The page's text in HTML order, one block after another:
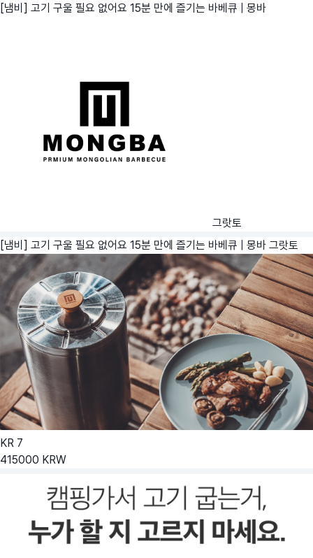
[냄비] 고기 구울 필요 없어요 15분 만에 즐기는 바베큐 | 몽바
그랏토
[냄비] 고기 구울 필요 없어요 15분 만에 즐기는 바베큐 | 몽바 그랏토
KR 7
415000 KRW